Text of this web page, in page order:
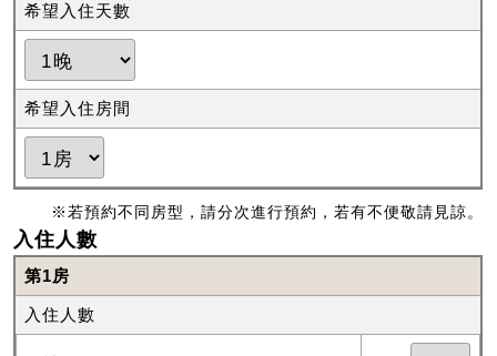
希望入住天數
希望入住房間
※若預約不同房型，請分次進行預約，若有不便敬請見諒。
入住人數
第1房
入住人數